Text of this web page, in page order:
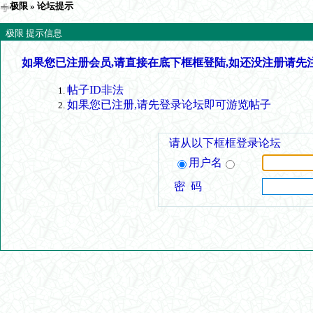
极限 » 论坛提示
极限 提示信息
如果您已注册会员,请直接在底下框框登陆,如还没注册请先
帖子ID非法
如果您已注册,请先登录论坛即可游览帖子
请从以下框框登录论坛
用户名
密 码